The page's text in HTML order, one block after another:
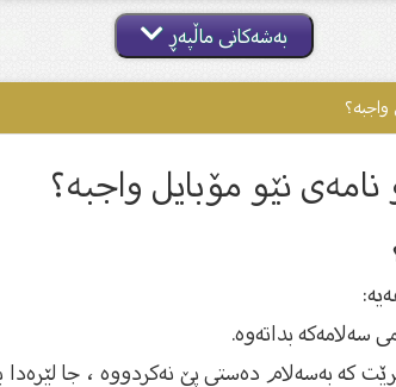
بەشەکانی ماڵپەڕ
نامەی نێو مۆبایل واجبە؟
سەلامەكە بداتەوە.
كە بەسەلام دەستی پێ نەكردووە ، جا